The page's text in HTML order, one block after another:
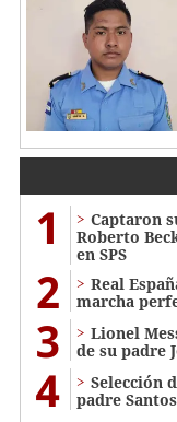
1
Captaron
Roberto
en SPS
2
Real
marcha
3
Lionel
de su padre
4
Selección
padre